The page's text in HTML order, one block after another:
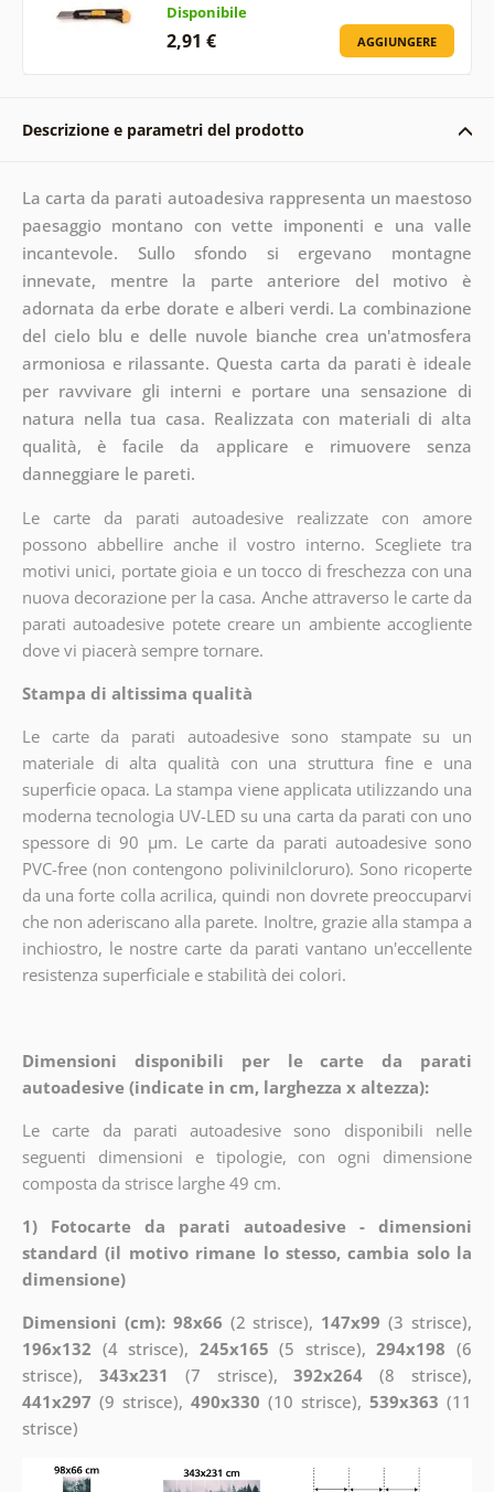
Disponibile
2,91 € AGGIUNGERE
Descrizione e parametri del prodotto
La carta da parati autoadesiva rappresenta un maestoso
paesaggio montano con vette imponenti e una valle
incantevole. Sullo sfondo si ergevano montagne
innevate, mentre la parte anteriore del motivo è
adornata da erbe dorate e alberi verdi. La combinazione
del cielo blu e delle nuvole bianche crea un'atmosfera
armoniosa e rilassante. Questa carta da parati è ideale
per ravvivare gli interni e portare una sensazione di
natura nella tua casa. Realizzata con materiali di alta
qualità, è facile da applicare e rimuovere senza
danneggiare le pareti.
Le carte da parati autoadesive realizzate con amore
possono abbellire anche il vostro interno. Scegliete tra
motivi unici, portate gioia e un tocco di freschezza con una
nuova decorazione per la casa. Anche attraverso le carte da
parati autoadesive potete creare un ambiente accogliente
dove vi piacerà sempre tornare.
Stampa di altissima qualità
Le carte da parati autoadesive sono stampate su un
materiale di alta qualità con una struttura fine e una
superficie opaca. La stampa viene applicata utilizzando una
moderna tecnologia UV-LED su una carta da parati con uno
spessore di 90 µm. Le carte da parati autoadesive sono
PVC-free (non contengono polivinilcloruro). Sono ricoperte
da una forte colla acrilica, quindi non dovrete preoccuparvi
che non aderiscano alla parete. Inoltre, grazie alla stampa a
inchiostro, le nostre carte da parati vantano un'eccellente
resistenza superficiale e stabilità dei colori.
Dimensioni disponibili per le carte da parati
autoadesive (indicate in cm, larghezza x altezza):
Le carte da parati autoadesive sono disponibili nelle
seguenti dimensioni e tipologie, con ogni dimensione
composta da strisce larghe 49 cm.
1) Fotocarte da parati autoadesive - dimensioni
standard (il motivo rimane lo stesso, cambia solo la
dimensione)
Dimensioni (cm): 98x66 (2 strisce), 147x99 (3 strisce),
196x132 (4 strisce), 245x165 (5 strisce),294x198 (6
strisce), 343x231 (7 strisce),392x264 (8 strisce),
441x297 (9 strisce), 490x330 (10 strisce),539x363 (11
strisce)